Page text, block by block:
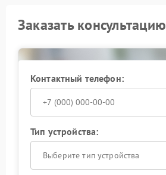
Заказать консультацию
Контактный телефон:
Тип устройства:
Выберите тип устройства